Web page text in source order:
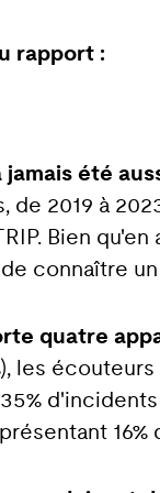
rapport :
jamais été
de 2019 à
Bien
connaître
quatre
les